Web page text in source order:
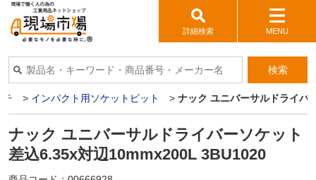
詳細検索 MENU
検索
チ > インパクト用ソケットビット > ナック ユニバーサルドライバ
ナック ユニバーサルドライバーソケット
差込6.35x対辺10mmx200L 3BU1020